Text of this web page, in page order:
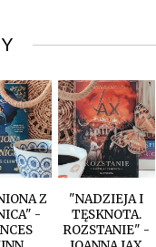
Z
-
"NADZIEJA I
TĘSKNOTA.
ROZSTANIE" -